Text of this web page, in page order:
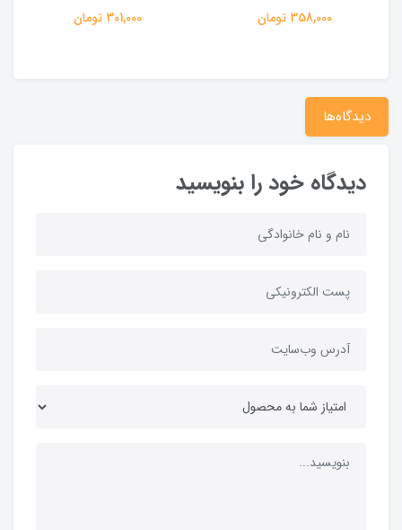
358,000 تومان 301,000 تومان
دیدگاه‌ها
دیدگاه خود را بنویسید